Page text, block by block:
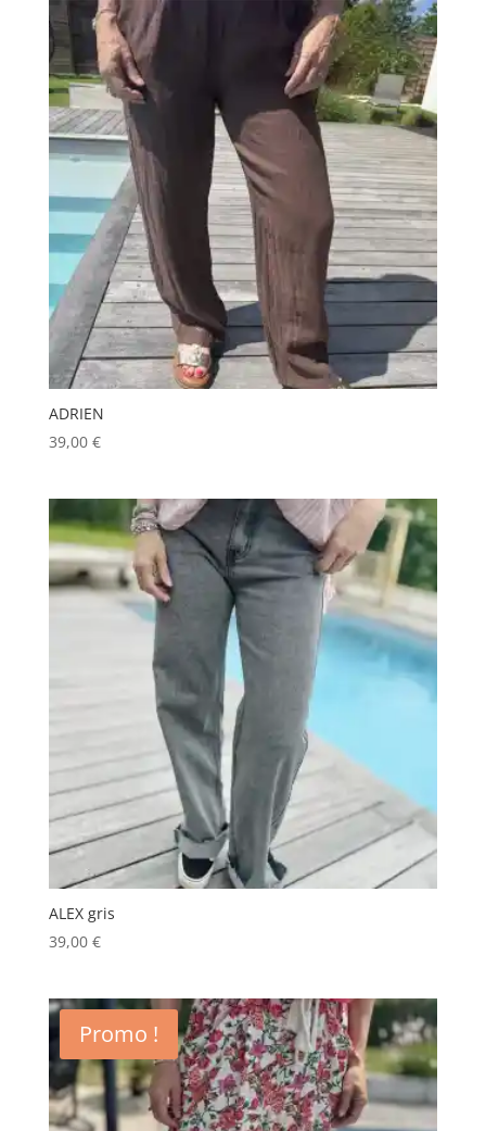
ADRIEN
39,00 €
ALEX gris
39,00 €
Promo !